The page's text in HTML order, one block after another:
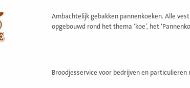
Ambachtelijk gebakken pannenkoeken. Alle
opgebouwd rond het thema ‘koe’, het
Broodjesservice voor bedrijven en